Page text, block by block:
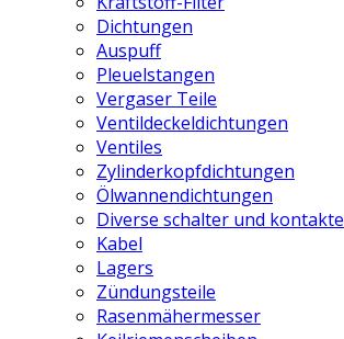
Dichtungen
Auspuff
Pleuelstangen
Vergaser Teile
Ventildeckeldichtungen
Ventiles
Zylinderkopfdichtungen
Ölwannendichtungen
Diverse schalter und kontakte
Kabel
Lagers
Zündungsteile
Rasenmähermesser